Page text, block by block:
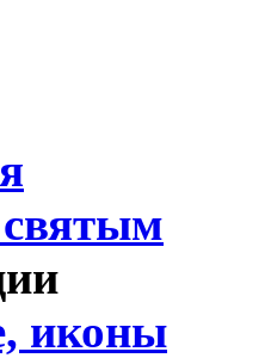
иконы